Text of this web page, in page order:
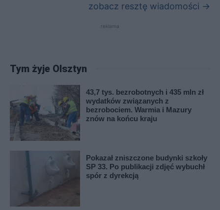
zobacz resztę wiadomości →
reklama
Tym żyje Olsztyn
43,7 tys. bezrobotnych i 435 mln zł
wydatków związanych z
bezrobociem. Warmia i Mazury
znów na końcu kraju
Pokazał zniszczone budynki szkoły
SP 33. Po publikacji zdjęć wybuchł
spór z dyrekcją